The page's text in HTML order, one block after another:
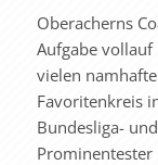
Oberacherns
Aufgabe vollauf
vielen
Favoritenkreis
Bundesliga-
Prominentester